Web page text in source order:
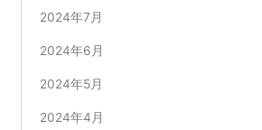
2024年7月
2024年6月
2024年5月
2024年4月